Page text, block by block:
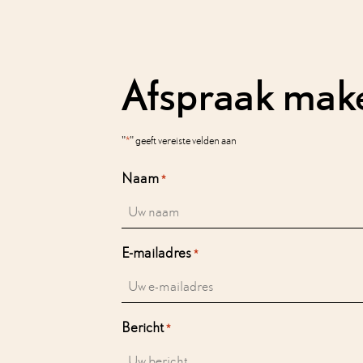
Afspraak
"*" geeft vereiste velden aan
Naam *
E-mailadres *
Bericht *